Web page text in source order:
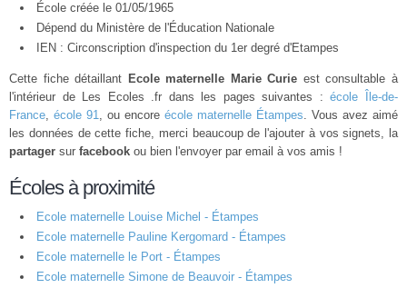
École créée le 01/05/1965
Dépend du Ministère de l'Éducation Nationale
IEN : Circonscription d'inspection du 1er degré d'Etampes
Cette fiche détaillant Ecole maternelle Marie Curie est consultable à
l'intérieur de Les Ecoles .fr dans les pages suivantes :école Île-de-
France, école 91, ou encore école maternelle Étampes. Vous avez aimé
les données de cette fiche, merci beaucoup de l'ajouter à vos signets, la
partager sur facebook ou bien l'envoyer par email à vos amis !
Écoles à proximité
Ecole maternelle Louise Michel - Étampes
Ecole maternelle Pauline Kergomard - Étampes
Ecole maternelle le Port - Étampes
Ecole maternelle Simone de Beauvoir - Étampes